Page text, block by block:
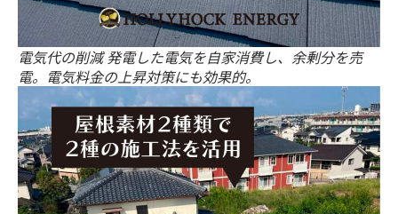
電気代の削減 発電した電気を自家消費し、余剰分を売
電。電気料金の上昇対策にも効果的。